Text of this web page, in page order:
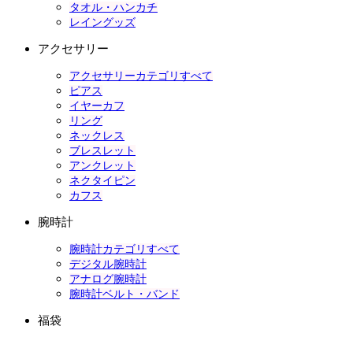
タオル・ハンカチ
レイングッズ
アクセサリー
アクセサリーカテゴリすべて
ピアス
イヤーカフ
リング
ネックレス
ブレスレット
アンクレット
ネクタイピン
カフス
腕時計
腕時計カテゴリすべて
デジタル腕時計
アナログ腕時計
腕時計ベルト・バンド
福袋